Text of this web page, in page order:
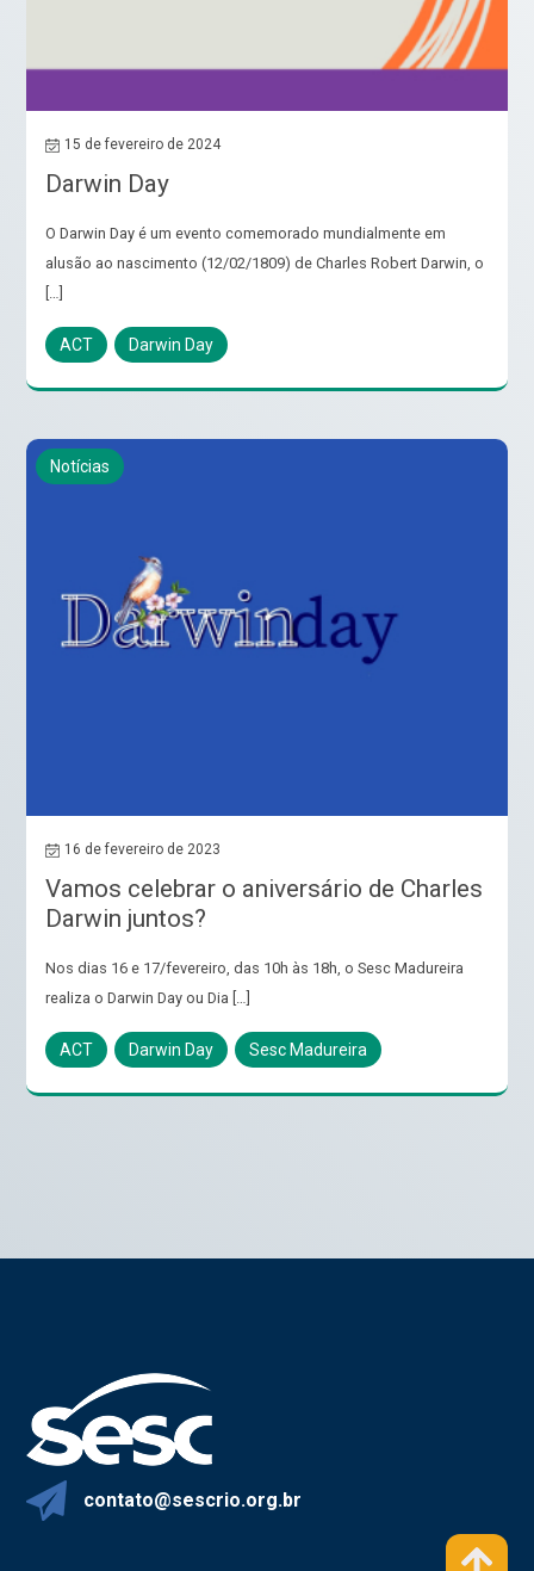
15 de fevereiro de 2024
Darwin Day
O Darwin Day é um evento comemorado mundialmente em
alusão ao nascimento (12/02/1809) de Charles Robert Darwin, o
[…]
ACT Darwin Day
Notícias
16 de fevereiro de 2023
Vamos celebrar o aniversário de Charles
Darwin juntos?
Nos dias 16 e 17/fevereiro, das 10h às 18h, o Sesc Madureira
realiza o Darwin Day ou Dia […]
ACT Darwin Day Sesc Madureira
contato@sescrio.org.br